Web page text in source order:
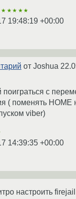
★★★★★
19:48:19 +00:00
от Joshua
поиграться с
( поменять HOME
viber)
14:39:35 +00:00
настроить firejail